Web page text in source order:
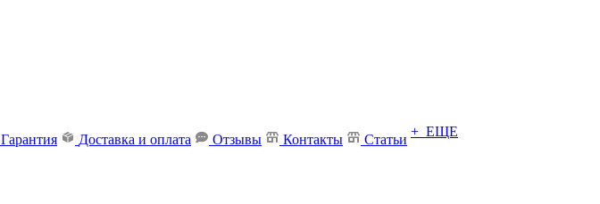
Гарантия Доставка и оплата Отзывы Контакты Статьи
+ ЕЩЕ